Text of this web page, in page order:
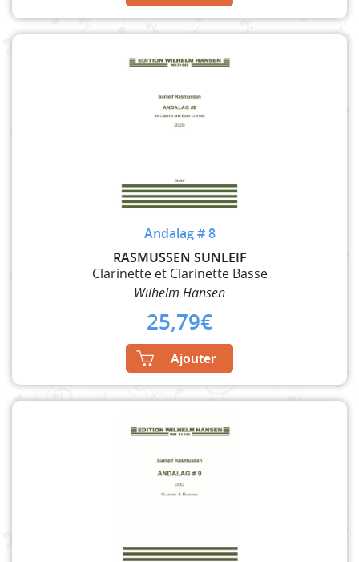
Andalag # 8
RASMUSSEN SUNLEIF
Clarinette et Clarinette Basse
Wilhelm Hansen
25,79€
Ajouter